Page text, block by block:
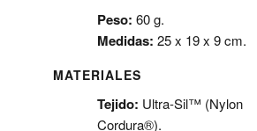
Peso: 60 g.
Medidas: 25 x 19 x 9 cm.
MATERIALES
Tejido: Ultra-Sil™ (Nylon
Cordura®).